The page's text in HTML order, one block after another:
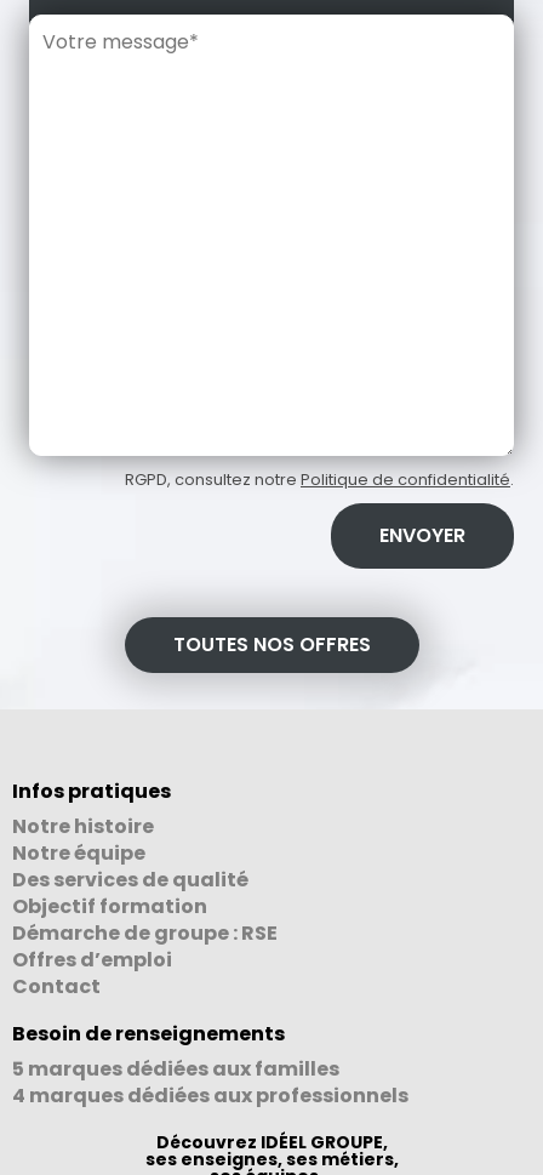
RGPD, consultez notre Politique de confidentialité.
TOUTES NOS OFFRES
Infos pratiques
Notre histoire
Notre équipe
Des services de qualité
Objectif formation
Démarche de groupe : RSE
Offres d’emploi
Contact
Besoin de renseignements
5 marques dédiées aux familles
4 marques dédiées aux professionnels
Découvrez IDÉEL GROUPE,
ses enseignes, ses métiers,